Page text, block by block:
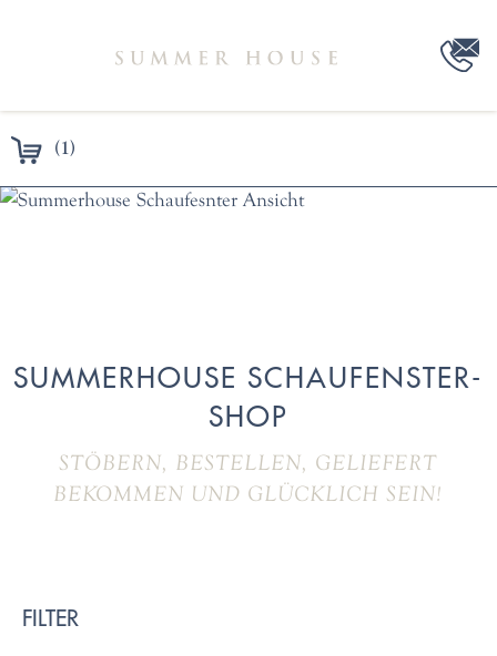
(1)
SUMMERHOUSE SCHAUFENSTER-
SHOP
STÖBERN, BESTELLEN, GELIEFERT
BEKOMMEN UND GLÜCKLICH SEIN!
FILTER